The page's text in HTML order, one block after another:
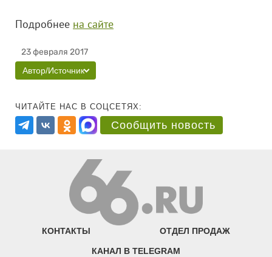
Подробнее на сайте
23 февраля 2017
Автор/Источник
ЧИТАЙТЕ НАС В СОЦСЕТЯХ:
Сообщить новость
КОНТАКТЫ ОТДЕЛ ПРОДАЖ
КАНАЛ В TELEGRAM